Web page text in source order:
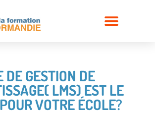
DE GESTION DE
LMS) EST LE
VOTRE ÉCOLE?